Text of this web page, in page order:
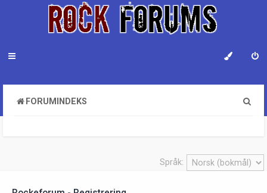
FORUMINDEKS
Språk: